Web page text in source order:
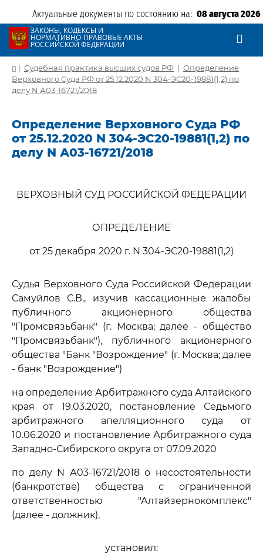
Актуальные документы по состоянию на: 08 августа 2026
ЗАКОНЫ, КОДЕКСЫ И
НОРМАТИВНО-ПРАВОВЫЕ АКТЫ
РОССИЙСКОЙ ФЕДЕРАЦИИ
| Судебная практика высших судов РФ | Определение
Верховного Суда РФ от 25.12.2020 N 304-ЭС20-19881(1,2) по
делу N А03-16721/2018
Определение Верховного Суда РФ
от 25.12.2020 N 304-ЭС20-19881(1,2) по
делу N А03-16721/2018
ВЕРХОВНЫЙ СУД РОССИЙСКОЙ ФЕДЕРАЦИИ
ОПРЕДЕЛЕНИЕ
от 25 декабря 2020 г. N 304-ЭС20-19881(1,2)
Судья Верховного Суда Российской Федерации
Самуйлов С.В., изучив кассационные жалобы
публичного акционерного общества
"Промсвязьбанк" (г. Москва; далее - общество
"Промсвязьбанк"), публичного акционерного
общества "Банк "Возрождение" (г. Москва; далее
- банк "Возрождение")
на определение Арбитражного суда Алтайского
края от 19.03.2020, постановление Седьмого
арбитражного апелляционного суда от
10.06.2020 и постановление Арбитражного суда
Западно-Сибирского округа от 07.09.2020
по делу N А03-16721/2018 о несостоятельности
(банкротстве) общества с ограниченной
ответственностью "Алтайзернокомплекс"
(далее - должник),
установил: